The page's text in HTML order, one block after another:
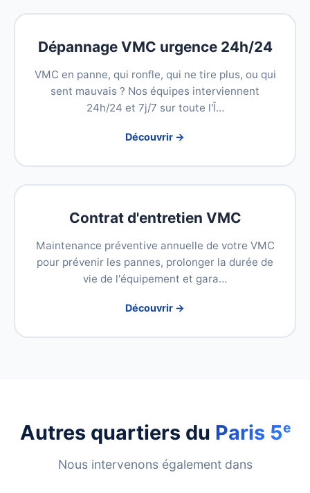
Dépannage VMC urgence 24h/24
VMC en panne, qui ronfle, qui ne tire plus, ou qui
sent mauvais ? Nos équipes interviennent
24h/24 et 7j/7 sur toute l'Î…
Découvrir →
Contrat d'entretien VMC
Maintenance préventive annuelle de votre VMC
pour prévenir les pannes, prolonger la durée de
vie de l'équipement et gara…
Découvrir →
Autres quartiers du Paris 5ᵉ
Nous intervenons également dans